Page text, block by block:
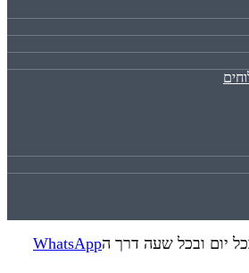
יום ובכל שעה דרך הWhatsApp